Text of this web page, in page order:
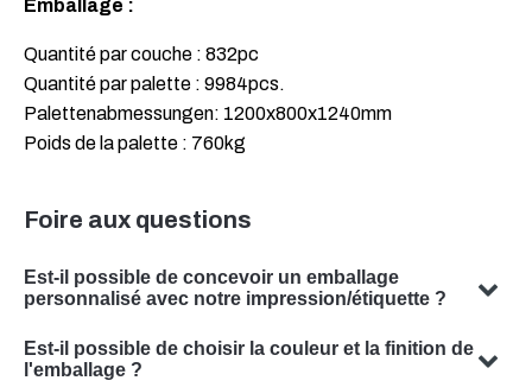
Emballage :
Quantité par couche : 832pc
Quantité par palette : 9984pcs.
Palettenabmessungen: 1200x800x1240mm
Poids de la palette : 760kg
Foire aux questions
Est-il possible de concevoir un emballage
personnalisé avec notre impression/étiquette ?
avec votre sujet. Notre équipe est spécialisée dans la
Est-il possible de choisir la couleur et la finition de
l'emballage ?